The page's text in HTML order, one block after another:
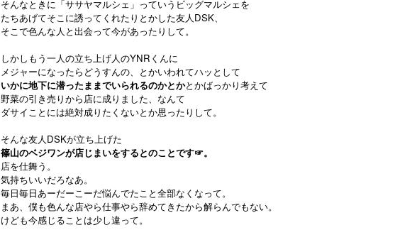
そんなときに「ササヤマルシェ」っていうビッグマルシェを
たちあげてそこに誘ってくれたりとかした友人DSK、
そこで色んな人と出会って今があったりして。
しかしもう一人の立ち上げ人のYNRくんに
メジャーになったらどうすんの、とかいわれてハッとして
いかに地下に潜ったままでいられるのかとかとかばっかり考えて
野菜の引き売りから店に成りました、なんて
ダサイことには絶対成りたくないとか思ったりして。
そんな友人DSKが立ち上げた
篠山のベジワンが店じまいをするとのことです☞。
店を仕舞う。
気持ちいいだろなあ。
毎日毎日あーだーこーだ悩んでたこと全部なくなって。
まあ、僕も色んな店やら仕事やら辞めてきたから解らんでもない。
けども今感じることは少し違って。